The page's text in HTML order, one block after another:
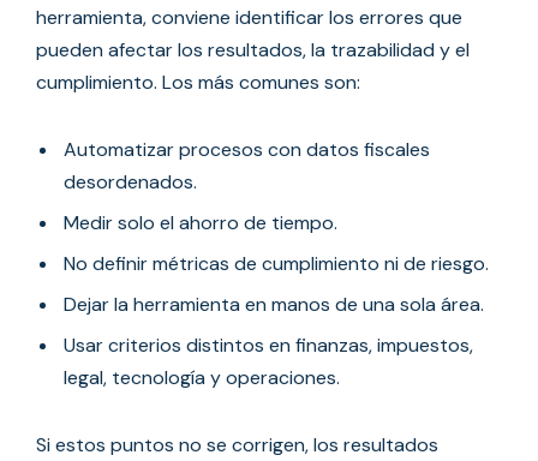
herramienta, conviene identificar los errores que
pueden afectar los resultados, la trazabilidad y el
cumplimiento. Los más comunes son:
Automatizar procesos con datos fiscales
desordenados.
Medir solo el ahorro de tiempo.
No definir métricas de cumplimiento ni de riesgo.
Dejar la herramienta en manos de una sola área.
Usar criterios distintos en finanzas, impuestos,
legal, tecnología y operaciones.
Si estos puntos no se corrigen, los resultados